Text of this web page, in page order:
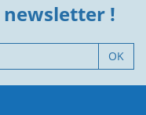
newsletter !
OK